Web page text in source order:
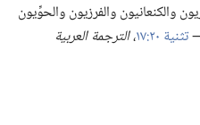
والكنعانيون والفرزيون والحوِّيون
تثنية ٢٠:‏١٧ ‏،‏الترجمة العربية